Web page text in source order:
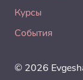
Курсы
События
© 2026